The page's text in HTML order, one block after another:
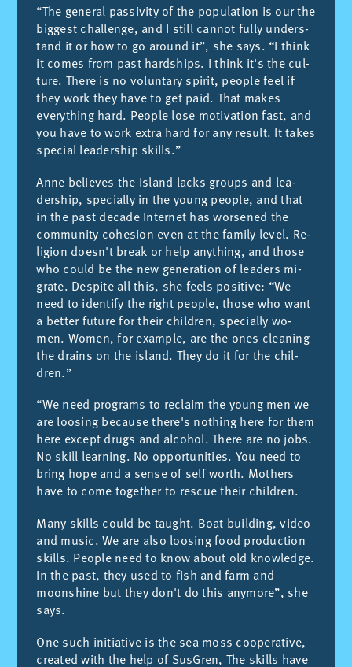
“The ge­ne­ral pas­si­vity of the po­pu­la­tion is our the
big­gest cha­llen­ge, and I still can­not fu­lly un­ders­
tand it or how to go around it”, she says. “I think
it co­mes from past hards­hips. I think it's the cul­
tu­re. The­re is no vo­lun­tary spi­rit, peo­ple feel if
they work they have to get paid. That ma­kes
everyt­hing hard. Peo­ple lose mo­ti­va­tion fast, and
you have to work ex­tra hard for any re­sult. It ta­kes
spe­cial lea­ders­hip ski­lls.”
Anne be­lie­ves the Is­land la­cks groups and lea­
ders­hip, spe­cia­lly in the young peo­ple, and that
in the past de­ca­de In­ter­net has wor­se­ned the
com­mu­nity cohe­sion even at the fa­mily le­vel. Re­
li­gion does­n't break or help anyt­hing, and tho­se
who could be the new ge­ne­ra­tion of lea­ders mi­
gra­te. Des­pi­te all this, she feels po­si­ti­ve: “We
need to iden­tify the right peo­ple, tho­se who want
a bet­ter fu­tu­re for their chil­dren, spe­cia­lly wo­
men. Wo­men, for exam­ple, are the ones clea­ning
the drains on the is­land. They do it for the chil­
dren.”
“We need pro­grams to re­claim the young men we
are loo­sing be­cau­se the­re's not­hing here for them
here ex­cept drugs and al­cohol. The­re are no jobs.
No skill lear­ning. No op­por­tu­ni­ties. You need to
bring hope and a sen­se of self worth. Mot­hers
have to come to­get­her to res­cue their chil­dren.
Many ski­lls could be taught. Boat buil­ding, vi­deo
and mu­sic. We are also loo­sing food pro­duc­tion
ski­lls. Peo­ple need to know about old kno­wled­ge.
In the past, they used to fish and farm and
moons­hi­ne but they do­n't do this any­mo­re”, she
says.
One such initia­ti­ve is the sea moss coope­ra­ti­ve,
crea­ted with the help of Sus­Gren, The ski­lls have